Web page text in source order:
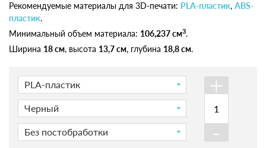
Рекомендуемые материалы для 3D-печати: PLA-пластик, ABS-
пластик.
Минимальный объем материала: 106,237 см3.
Ширина 18 см, высота 13,7 см, глубина 18,8 см.
PLA-пластик
Черный
Без постобработки
+
-